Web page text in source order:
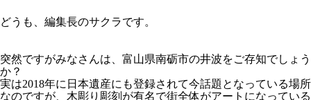
どうも、編集長のサクラです。
突然ですがみなさんは、富山県南砺市の井波をご存知でしょう
か？
実は2018年に日本遺産にも登録されて今話題となっている場所
なのですが、木彫り彫刻が有名で街全体がアートになっている